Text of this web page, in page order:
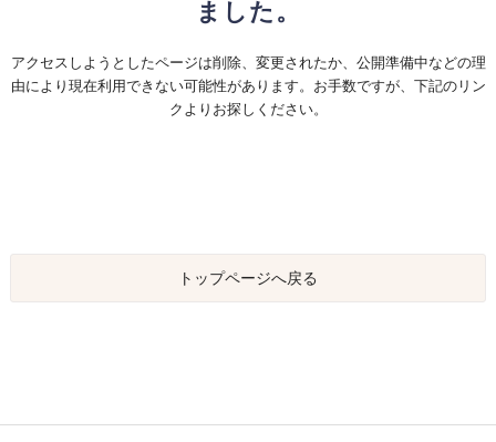
ました。
アクセスしようとしたページは削除、変更されたか、公開準備中などの理
由により現在利用できない可能性があります。お手数ですが、下記のリン
クよりお探しください。
トップページへ戻る